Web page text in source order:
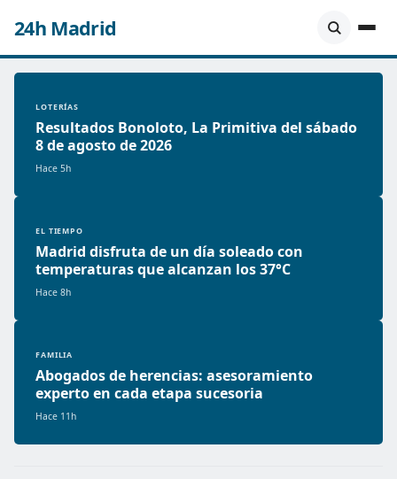
24h Madrid
LOTERÍAS
Resultados Bonoloto, La Primitiva del sábado
8 de agosto de 2026
Hace 5h
EL TIEMPO
Madrid disfruta de un día soleado con
temperaturas que alcanzan los 37°C
Hace 8h
FAMILIA
Abogados de herencias: asesoramiento
experto en cada etapa sucesoria
Hace 11h